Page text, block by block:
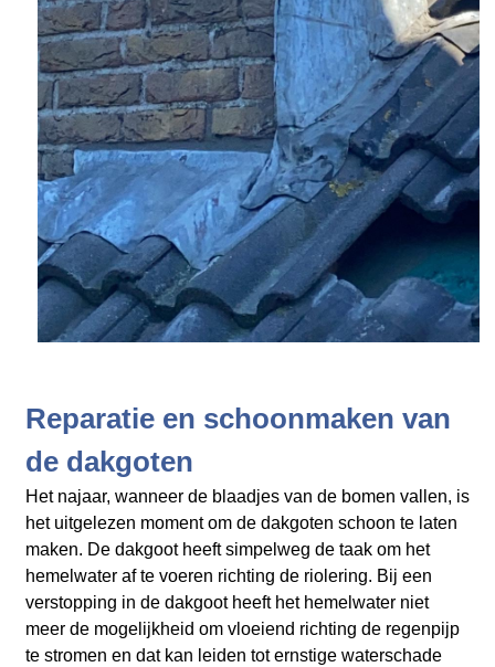
Reparatie en schoonmaken van
de dakgoten
Het najaar, wanneer de blaadjes van de bomen vallen, is
het uitgelezen moment om de dakgoten schoon te laten
maken. De dakgoot heeft simpelweg de taak om het
hemelwater af te voeren richting de riolering. Bij een
verstopping in de dakgoot heeft het hemelwater niet
meer de mogelijkheid om vloeiend richting de regenpijp
te stromen en dat kan leiden tot ernstige waterschade